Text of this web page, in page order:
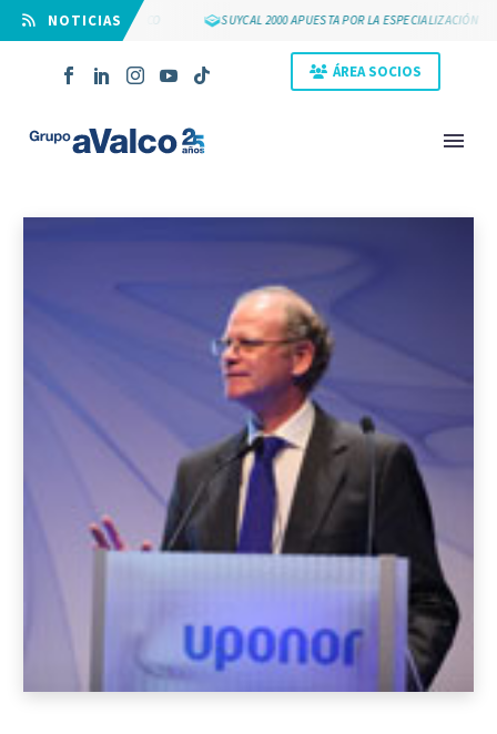
⠀NOTICIAS
25 AÑOS DE GRUPO AVALCO SUYCAL 2000 APUESTA POR LA ESPECIALIZACIÓN
ÁREA SOCIOS
NOVEDAD